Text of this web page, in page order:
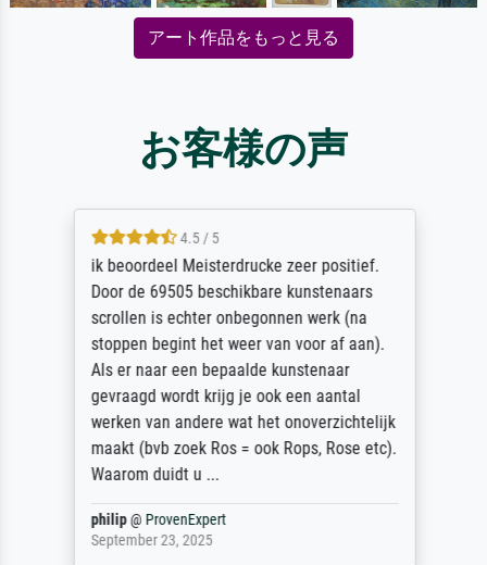
アート作品をもっと見る
お客様の声
4.5 / 5
ik beoordeel Meisterdrucke zeer positief.
Door de 69505 beschikbare kunstenaars
scrollen is echter onbegonnen werk (na
stoppen begint het weer van voor af aan).
Als er naar een bepaalde kunstenaar
gevraagd wordt krijg je ook een aantal
werken van andere wat het onoverzichtelijk
maakt (bvb zoek Ros = ook Rops, Rose etc).
Waarom duidt u ...
philip@ ProvenExpert
September 23, 2025